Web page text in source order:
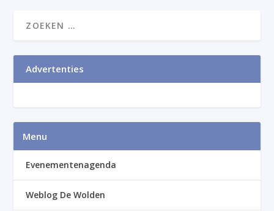
Advertenties
Menu
Evenementenagenda
Weblog De Wolden